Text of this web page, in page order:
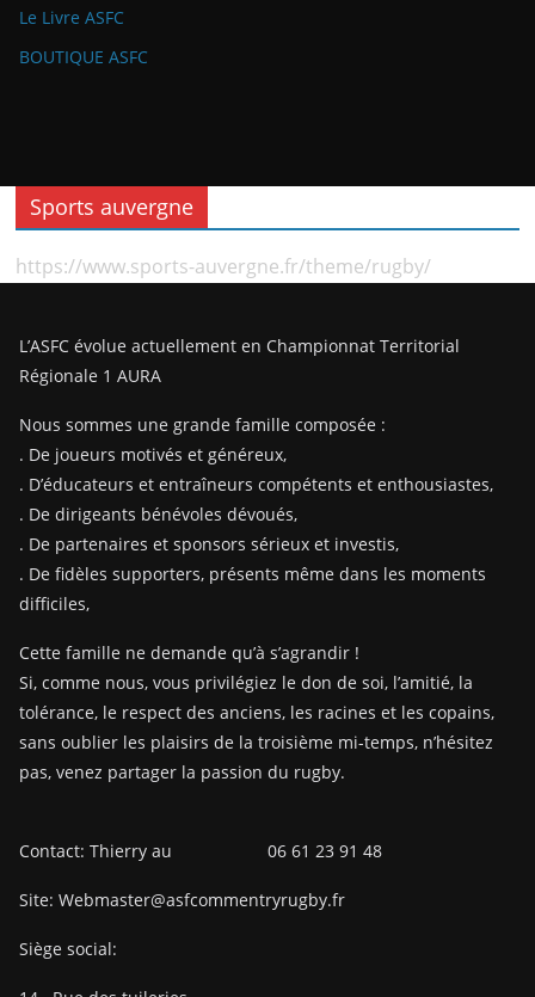
Le Livre ASFC
BOUTIQUE ASFC
Sports auvergne
https://www.sports-auvergne.fr/theme/rugby/
L’ASFC évolue actuellement en Championnat Territorial
Régionale 1 AURA
Nous sommes une grande famille composée :
. De joueurs motivés et généreux,
. D’éducateurs et entraîneurs compétents et enthousiastes,
. De dirigeants bénévoles dévoués,
. De partenaires et sponsors sérieux et investis,
. De fidèles supporters, présents même dans les moments
difficiles,
Cette famille ne demande qu’à s’agrandir !
Si, comme nous, vous privilégiez le don de soi, l’amitié, la
tolérance, le respect des anciens, les racines et les copains,
sans oublier les plaisirs de la troisième mi-temps, n’hésitez
pas, venez partager la passion du rugby.
Contact: Thierry au 06 61 23 91 48
Site: Webmaster@asfcommentryrugby.fr
Siège social: